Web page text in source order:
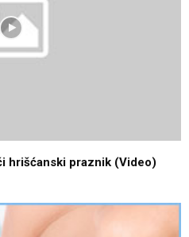
hrišćanski praznik (Video)